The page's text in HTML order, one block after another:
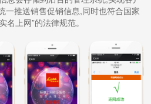
一推送销售促销信息,同时也符合国家
名上网”的法律规范。